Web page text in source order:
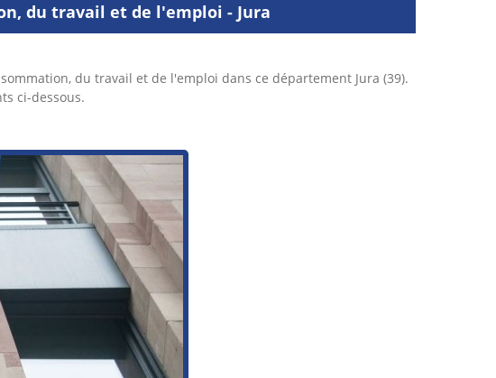
du travail et de l'emploi - Jura
du travail et de l'emploi dans ce département Jura (39).
ci-dessous.